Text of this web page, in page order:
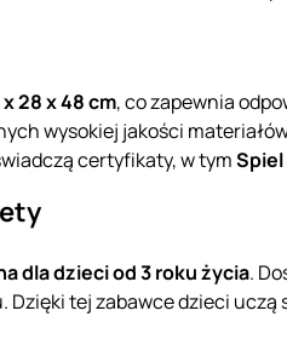
28 x 48 cm, co zapewnia
wysokiej jakości
certyfikaty, w tym
dla dzieci od 3 roku życia.
Dzięki tej zabawce dzieci